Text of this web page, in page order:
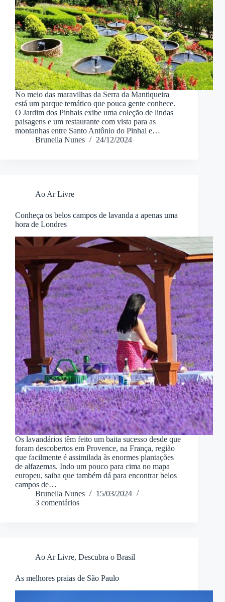
No meio das maravilhas da Serra da Mantiqueira
está um parque temático que pouca gente conhece.
O Jardim dos Pinhais exibe uma coleção de lindas
paisagens e um restaurante com vista para as
montanhas entre Santo Antônio do Pinhal e…
Brunella Nunes
24/12/2024
Ao Ar Livre
Conheça os belos campos de lavanda a apenas uma
hora de Londres
Os lavandários têm feito um baita sucesso desde que
foram descobertos em Provence, na França, região
que facilmente é assimilada às enormes plantações
de alfazemas. Indo um pouco para cima no mapa
europeu, saiba que também dá para encontrar belos
campos de…
Brunella Nunes
15/03/2024
3 comentários
Ao Ar Livre, Descubra o Brasil
As melhores praias de São Paulo